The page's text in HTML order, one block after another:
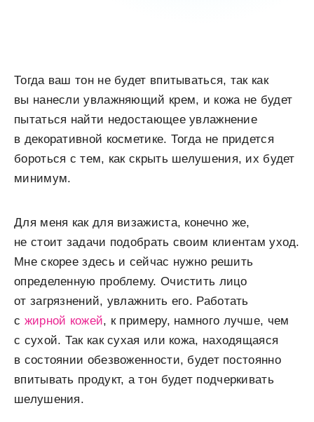
Тогда ваш тон не будет впитываться, так как
вы нанесли увлажняющий крем, и кожа не будет
пытаться найти недостающее увлажнение
в декоративной косметике. Тогда не придется
бороться с тем, как скрыть шелушения, их будет
минимум.
Для меня как для визажиста, конечно же,
не стоит задачи подобрать своим клиентам уход.
Мне скорее здесь и сейчас нужно решить
определенную проблему. Очистить лицо
от загрязнений, увлажнить его. Работать
с жирной кожей, к примеру, намного лучше, чем
с сухой. Так как сухая или кожа, находящаяся
в состоянии обезвоженности, будет постоянно
впитывать продукт, а тон будет подчеркивать
шелушения.